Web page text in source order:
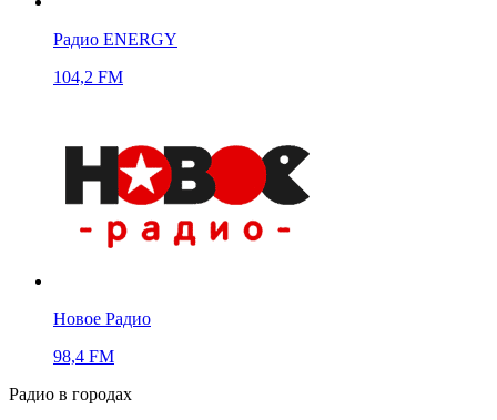
Радио ENERGY
104,2 FM
Новое Радио
98,4 FM
Радио в городах